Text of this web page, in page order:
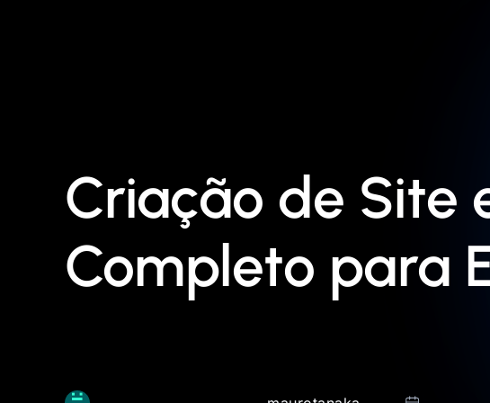
Criação de Site
Completo para